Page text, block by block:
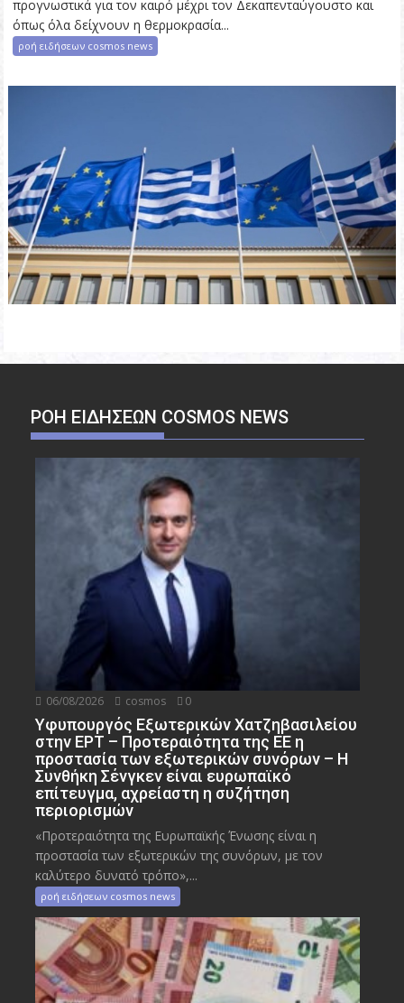
προγνωστικά για τον καιρό μέχρι τον Δεκαπενταύγουστο και
όπως όλα δείχνουν η θερμοκρασία...
ροή ειδήσεων cosmos news
ΡΟΉ ΕΙΔΉΣΕΩΝ COSMOS NEWS
06/08/2026 cosmos 0
Υφυπουργός Εξωτερικών Χατζηβασιλείου
στην ΕΡΤ – Προτεραιότητα της ΕΕ η
προστασία των εξωτερικών συνόρων – Η
Συνθήκη Σένγκεν είναι ευρωπαϊκό
επίτευγμα, αχρείαστη η συζήτηση
περιορισμών
«Προτεραιότητα της Ευρωπαϊκής Ένωσης είναι η
προστασία των εξωτερικών της συνόρων, με τον
καλύτερο δυνατό τρόπο»,...
ροή ειδήσεων cosmos news